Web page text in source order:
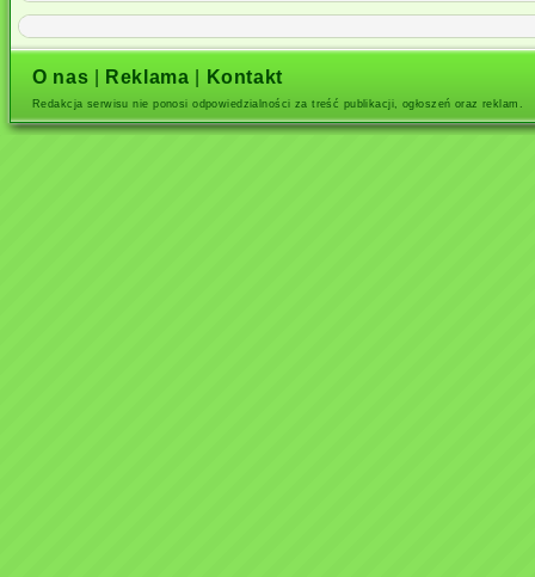
O nas Reklama Kontakt
Redakcja serwisu nie ponosi odpowiedzialności za treść publikacji, ogłoszeń oraz reklam.